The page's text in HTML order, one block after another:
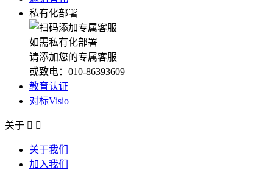
私有化部署
如需私有化部署
请添加您的专属客服
或致电：010-86393609
教育认证
对标Visio
关于  
关于我们
加入我们